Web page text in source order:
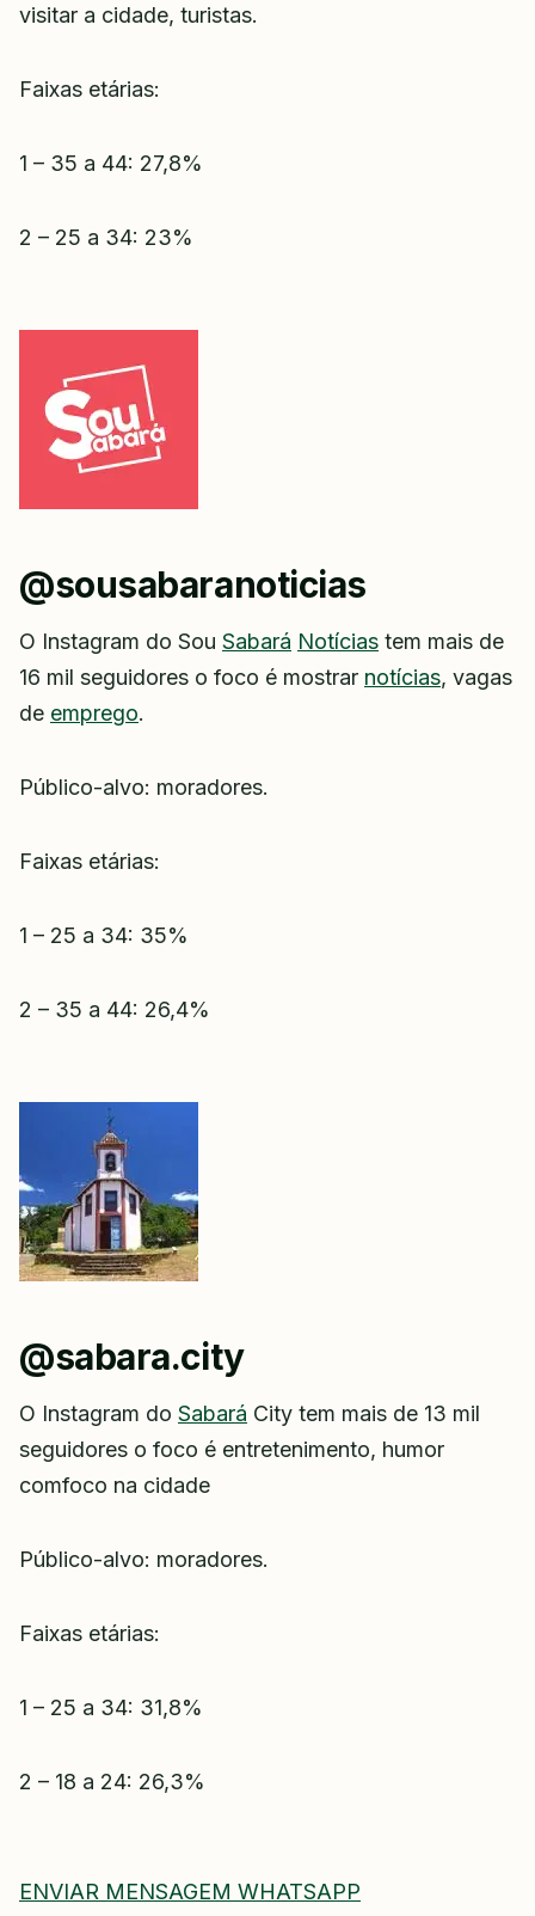
visitar a cidade, turistas.
Faixas etárias:
1 – 35 a 44: 27,8%
2 – 25 a 34: 23%
@sousabaranoticias
O Instagram do Sou Sabará Notícias tem mais de
16 mil seguidores o foco é mostrar notícias, vagas
de emprego.
Público-alvo: moradores.
Faixas etárias:
1 – 25 a 34: 35%
2 – 35 a 44: 26,4%
@sabara.city
O Instagram do Sabará City tem mais de 13 mil
seguidores o foco é entretenimento, humor
comfoco na cidade
Público-alvo: moradores.
Faixas etárias:
1 – 25 a 34: 31,8%
2 – 18 a 24: 26,3%
ENVIAR MENSAGEM WHATSAPP